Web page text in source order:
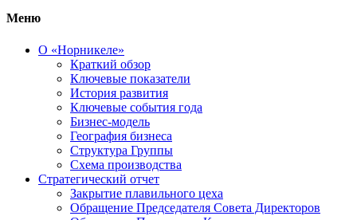
Меню
О «Норникеле»
Краткий обзор
Ключевые показатели
История развития
Ключевые события года
Бизнес-модель
География бизнеса
Структура Группы
Схема производства
Стратегический отчет
Закрытие плавильного цеха
Обращение Председателя Совета Директоров